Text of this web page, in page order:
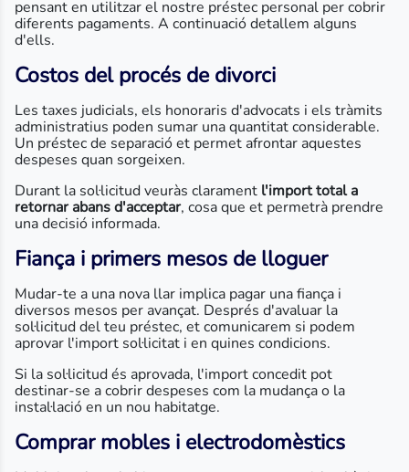
pensant en utilitzar el nostre préstec personal per cobrir
diferents pagaments. A continuació detallem alguns
d'ells.
Costos del procés de divorci
Les taxes judicials, els honoraris d'advocats i els tràmits
administratius poden sumar una quantitat considerable.
Un préstec de separació et permet afrontar aquestes
despeses quan sorgeixen.
Durant la sol·licitud veuràs clarament l'import total a
retornar abans d'acceptar, cosa que et permetrà prendre
una decisió informada.
Fiança i primers mesos de lloguer
Mudar-te a una nova llar implica pagar una fiança i
diversos mesos per avançat. Després d'avaluar la
sol·licitud del teu préstec, et comunicarem si podem
aprovar l'import sol·licitat i en quines condicions.
Si la sol·licitud és aprovada, l'import concedit pot
destinar-se a cobrir despeses com la mudança o la
instal·lació en un nou habitatge.
Comprar mobles i electrodomèstics